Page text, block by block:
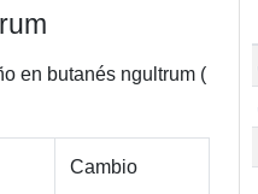
en butanés ngultrum (
Cambio